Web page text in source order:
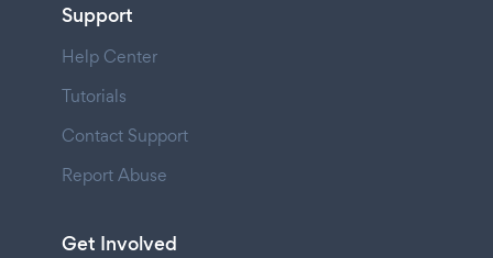
Support
Help Center
Tutorials
Contact Support
Report Abuse
Get Involved